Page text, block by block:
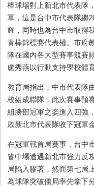
棒球場對上新北市代表隊
軍，這是台中市代表隊繼
耀，同時也為台中市取得
青棒錦標賽代表權。市府
隊在國內各大型賽事競賽
盧秀燕以行動支持學校體
教育局指出，中市代表隊
校組成聯隊，此次賽事預
組勝部冠軍之姿進入四強
敗新北市代表隊收下冠軍金
在冠軍戰首局賽事，台中
管中場遭遇新北市強力反
局陷入膠著，然而第七局
為球隊突破僵局率先拿下